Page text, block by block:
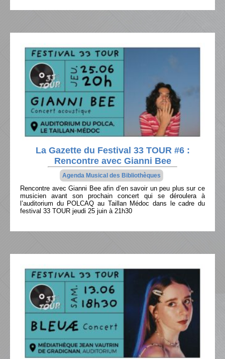
La Gazette du Festival 33 TOUR #6 :
Rencontre avec Gianni Bee
Agenda Musical des Bibliothèques
Rencontre avec Gianni Bee afin d’en savoir un peu plus sur ce
musicien avant son prochain concert qui se déroulera à
l’auditorium du POLCAQ au Taillan Médoc dans le cadre du
festival 33 TOUR jeudi 25 juin à 21h30